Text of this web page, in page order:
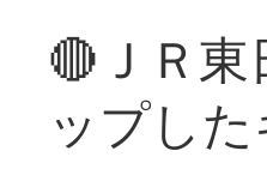
🔴ＪＲ
ップし